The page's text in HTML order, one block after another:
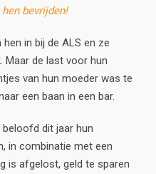
bevrijden!
in bij de ALS en ze
Maar de last voor hun
van hun moeder was te
een baan in een bar.
dit jaar hun
in combinatie met een
is afgelost, geld te sparen